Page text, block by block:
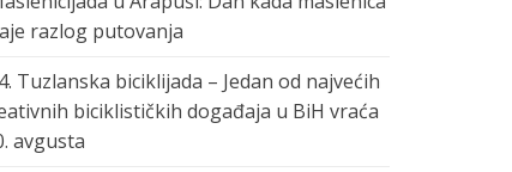
razlog putovanja
Tuzlanska biciklijada – Jedan od najvećih
biciklističkih događaja u BiH vraća
avgusta